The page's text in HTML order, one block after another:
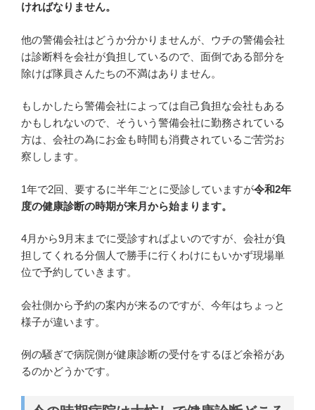
ければなりません。
他の警備会社はどうか分かりませんが、ウチの警備会社
は診断料を会社が負担しているので、面倒である部分を
除けば隊員さんたちの不満はありません。
もしかしたら警備会社によっては自己負担な会社もある
かもしれないので、そういう警備会社に勤務されている
方は、会社の為にお金も時間も消費されているご苦労お
察しします。
1年で2回、要するに半年ごとに受診していますが令和2年
度の健康診断の時期が来月から始まります。
4月から9月末までに受診すればよいのですが、会社が負
担してくれる分個人で勝手に行くわけにもいかず現場単
位で予約していきます。
会社側から予約の案内が来るのですが、今年はちょっと
様子が違います。
例の騒ぎで病院側が健康診断の受付をするほど余裕があ
るのかどうかです。